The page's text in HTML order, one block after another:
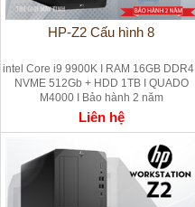
HP-Z2 Cấu hình 8
intel Core i9 9900K I RAM 16GB DDR4 I
NVME 512Gb + HDD 1TB I QUADO
M4000 I Bảo hành 2 năm
Liên hệ